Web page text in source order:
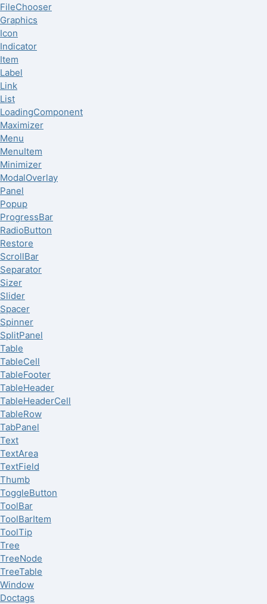
FileChooser
Graphics
Icon
Indicator
Item
Label
Link
List
LoadingComponent
Maximizer
Menu
MenuItem
Minimizer
ModalOverlay
Panel
Popup
ProgressBar
RadioButton
Restore
ScrollBar
Separator
Sizer
Slider
Spacer
Spinner
SplitPanel
Table
TableCell
TableFooter
TableHeader
TableHeaderCell
TableRow
TabPanel
Text
TextArea
TextField
Thumb
ToggleButton
ToolBar
ToolBarItem
ToolTip
Tree
TreeNode
TreeTable
Window
Doctags